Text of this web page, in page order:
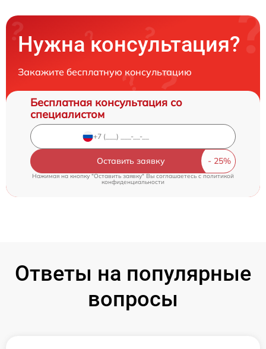
Нужна консультация?
Закажите бесплатную консультацию
Бесплатная консультация со
специалистом
Оставить заявку
Нажимая на кнопку "Оставить заявку" Вы соглашаетесь cполитикой
конфиденциальности
Ответы на популярные
вопросы